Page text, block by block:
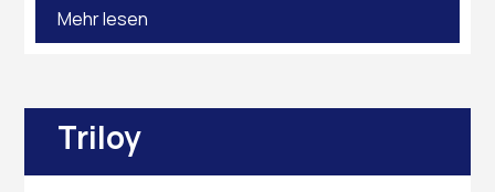
Mehr lesen
Triloy